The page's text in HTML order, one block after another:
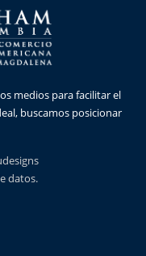
medios para facilitar el
buscamos posicionar
datos.